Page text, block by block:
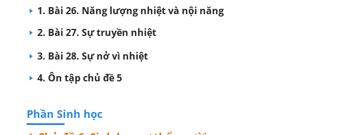
1. Bài 26. Năng lượng nhiệt và nội năng
2. Bài 27. Sự truyền nhiệt
3. Bài 28. Sự nở vì nhiệt
4. Ôn tập chủ đề 5
Phần Sinh học